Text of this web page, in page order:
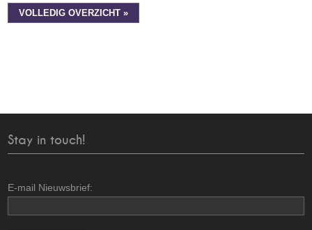
VOLLEDIG OVERZICHT »
Stay in touch!
E-mail Nieuwsbrief: